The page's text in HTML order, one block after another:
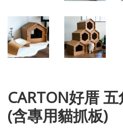
CARTON好厝
(含專用貓抓板)